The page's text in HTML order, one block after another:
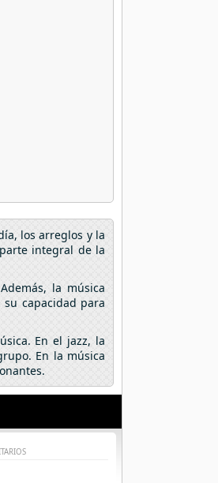
los arreglos y la
integral de la
la música
capacidad para
En el jazz, la
En la música